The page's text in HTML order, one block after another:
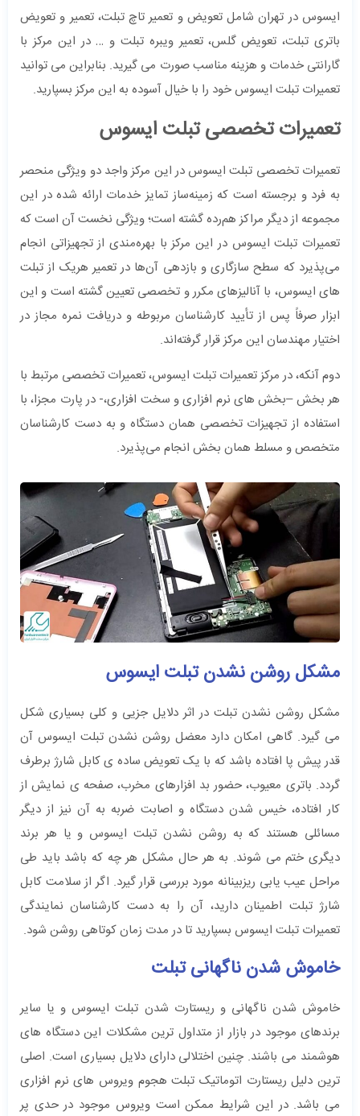
ایسوس در تهران شامل تعویض و تعمیر تاچ تبلت، تعمیر و تعویض
باتری تبلت، تعویض گلس، تعمیر ویبره تبلت و … در این مرکز با
گارانتی خدمات و هزینه مناسب صورت می گیرید. بنابراین می توانید
تعمیرات تبلت ایسوس خود را با خیال آسوده به این مرکز بسپارید.
تعمیرات تخصصی تبلت ایسوس
تعمیرات تخصصی تبلت ایسوس در این مرکز واجد دو ویژگی منحصر
به فرد و برجسته‌ است که زمینه‌ساز تمایز خدمات ارائه شده در این
مجموعه از دیگر مراکز هم‌رده گشته‌ است؛ ویژگی نخست آن است که
تعمیرات تبلت ایسوس در این مرکز با بهره‌مندی از تجهیزاتی انجام
می‌پذیرد که سطح سازگاری و بازدهی آن‌ها در تعمیر هریک از تبلت
های ایسوس، با آنالیزهای مکرر و تخصصی تعیین گشته است و این
ابزار صرفاً پس از تأیید کارشناسان مربوطه و دریافت نمره مجاز در
اختیار مهندسان این مرکز قرار گرفته‌اند.
دوم آنکه، در مرکز تعمیرات تبلت ایسوس، تعمیرات تخصصی مرتبط با
هر بخش –بخش های نرم افزاری و سخت افزاری،- در پارت مجزا، با
استفاده از تجهیزات تخصصی همان دستگاه و به دست کارشناسان
متخصص و مسلط همان بخش انجام می‌پذیرد.
مشکل روشن نشدن تبلت ایسوس
مشکل روشن نشدن تبلت در اثر دلایل جزیی و کلی بسیاری شکل
می گیرد. گاهی امکان دارد معضل روشن نشدن تبلت ایسوس آن
قدر پیش پا افتاده باشد که با یک تعویض ساده ی کابل شارژ برطرف
گردد. باتری معیوب، حضور بد افزارهای مخرب، صفحه ی نمایش از
کار افتاده، خیس شدن دستگاه و اصابت ضربه به آن نیز از دیگر
مسائلی هستند که به روشن نشدن تبلت ایسوس و یا هر برند
دیگری ختم می شوند. به هر حال مشکل هر چه که باشد باید طی
مراحل عیب یابی ریزبینانه مورد بررسی قرار گیرد. اگر از سلامت کابل
شارژ تبلت اطمینان دارید، آن را به دست کارشناسان نمایندگی
تعمیرات تبلت ایسوس بسپارید تا در مدت زمان کوتاهی روشن شود.
خاموش شدن ناگهانی تبلت
خاموش شدن ناگهانی و ریستارت شدن تبلت ایسوس و یا سایر
برندهای موجود در بازار از متداول ترین مشکلات این دستگاه های
هوشمند می باشند. چنین اختلالی دارای دلایل بسیاری است. اصلی
ترین دلیل ریستارت اتوماتیک تبلت هجوم ویروس های نرم افزاری
می باشد. در این شرایط ممکن است ویروس موجود در حدی پر